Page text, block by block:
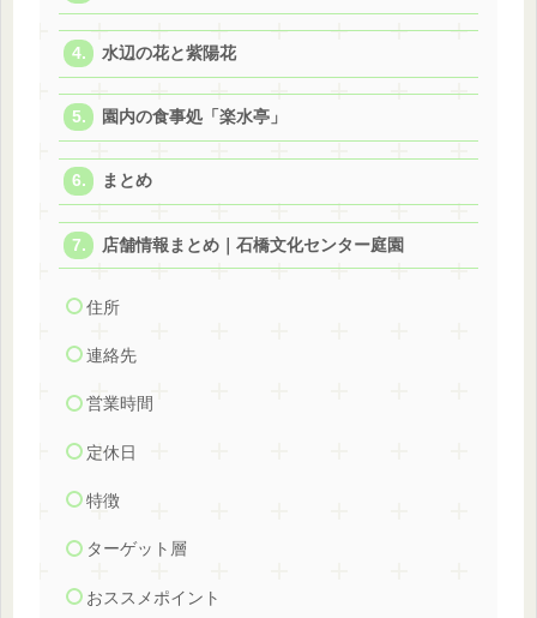
水辺の花と紫陽花
園内の食事処「楽水亭」
まとめ
店舗情報まとめ｜石橋文化センター庭園
住所
連絡先
営業時間
定休日
特徴
ターゲット層
おススメポイント